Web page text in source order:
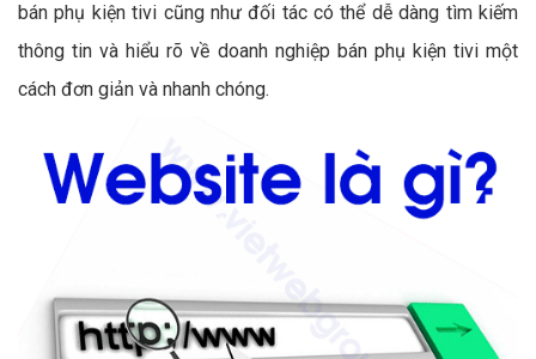
bán phụ kiện tivi cũng như đối tác có thể dễ dàng tìm kiếm
thông tin và hiểu rõ về doanh nghiệp bán phụ kiện tivi một
cách đơn giản và nhanh chóng.